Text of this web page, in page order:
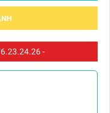
-